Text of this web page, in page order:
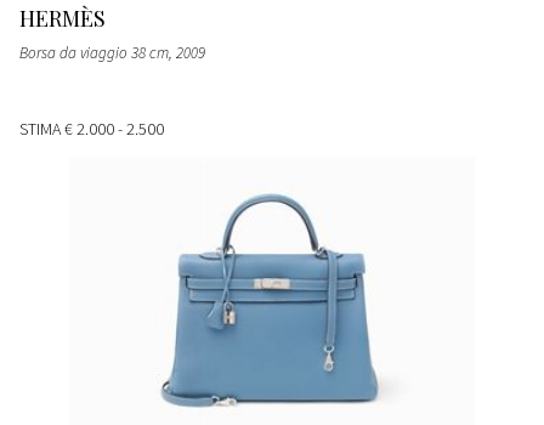
HERMÈS
Borsa da viaggio 38 cm, 2009
STIMA€ 2.000 - 2.500